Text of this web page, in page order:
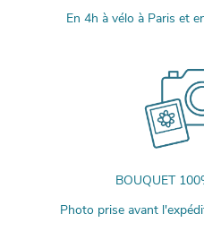
En 4h à vélo à Paris et
BOUQUET
Photo prise avant